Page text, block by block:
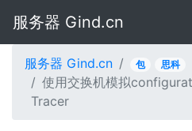
服务器 Gind.cn
服务器 Gind.cn 包 思科
使用交换机模拟
Tracer